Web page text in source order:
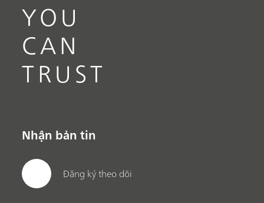
YOU
CAN
TRUST
Nhận bản tin
Đăng ký theo dõi